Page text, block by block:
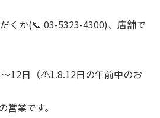
くか(📞 03-5323-4300)、店舗で
12日（⚠️1.8.12日の午前中のお
業です。